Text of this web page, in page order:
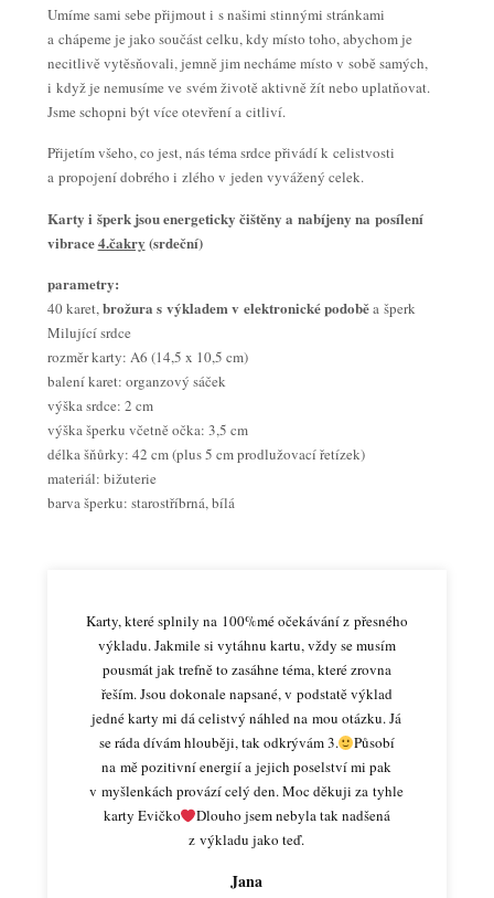
Umíme sami sebe přijmout i s našimi stinnými stránkami
a chápeme je jako součást celku, kdy místo toho, abychom je
necitlivě vytěsňovali, jemně jim necháme místo v sobě samých,
i když je nemusíme ve svém životě aktivně žít nebo uplatňovat.
Jsme schopni být více otevření a citliví.
Přijetím všeho, co jest, nás téma srdce přivádí k celistvosti
a propojení dobrého i zlého v jeden vyvážený celek.
Karty i šperk jsou energeticky čištěny a nabíjeny na posílení
vibrace4.čakry (srdeční)
parametry:
40 karet,brožura s výkladem v elektronické podoběa šperk
Milující srdce
rozměr karty: A6 (14,5 x 10,5 cm)
balení karet: organzový sáček
výška srdce: 2 cm
výška šperku včetně očka: 3,5 cm
délka šňůrky: 42 cm (plus 5 cm prodlužovací řetízek)
materiál: bižuterie
barva šperku: starostříbrná, bílá
Karty, které splnily na 100%mé očekávání z přesného
výkladu. Jakmile si vytáhnu kartu, vždy se musím
pousmát jak trefně to zasáhne téma, které zrovna
řeším. Jsou dokonale napsané, v podstatě výklad
jedné karty mi dá celistvý náhled na mou otázku. Já
se ráda dívám hlouběji, tak odkrývám 3.
Působí
na mě pozitivní energií a jejich poselství mi pak
v myšlenkách provází celý den. Moc děkuji za tyhle
karty Evičko
Dlouho jsem nebyla tak nadšená
z výkladu jako teď.
Jana